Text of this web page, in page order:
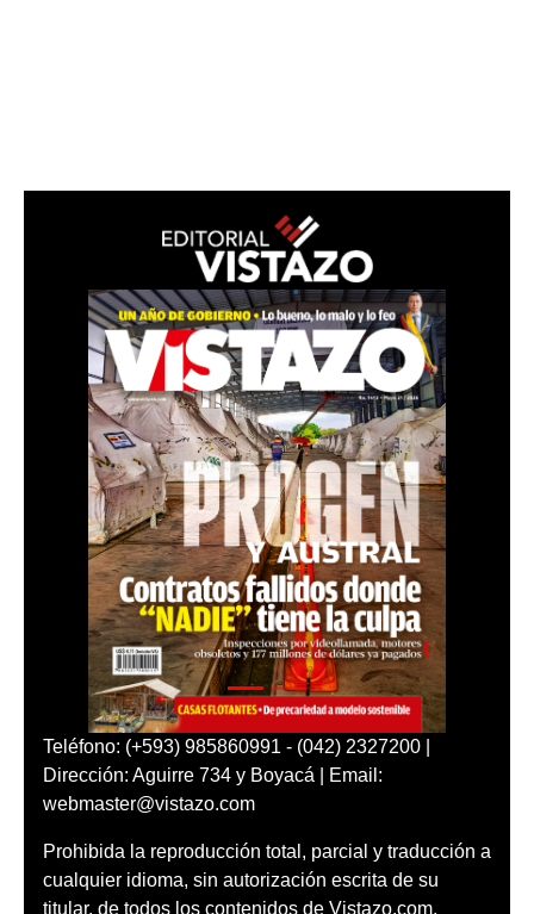
Teléfono: (+593) 985860991 - (042) 2327200 |
Dirección: Aguirre 734 y Boyacá | Email:
webmaster@vistazo.com
Prohibida la reproducción total, parcial y traducción a
cualquier idioma, sin autorización escrita de su
titular, de todos los contenidos de Vistazo.com.